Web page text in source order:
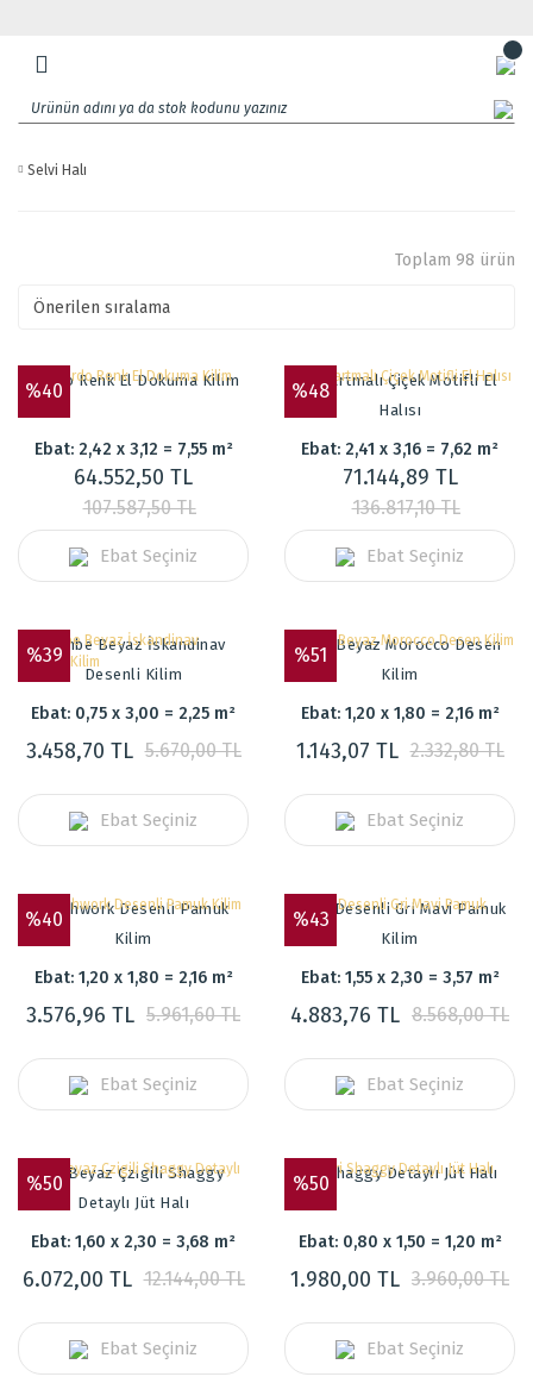
Selvi Halı
Toplam 98 ürün
%40
Bordo Renk El Dokuma Kilim
Ebat: 2,42 x 3,12 = 7,55 m²
64.552,50 TL
107.587,50 TL
Ebat Seçiniz
%48
Kabartmalı Çiçek Motifli El
Halısı
Ebat: 2,41 x 3,16 = 7,62 m²
71.144,89 TL
136.817,10 TL
Ebat Seçiniz
%39Pembe Beyaz İskandinav
Desenli Kilim
Ebat: 0,75 x 3,00 = 2,25 m²
3.458,70 TL 5.670,00 TL
Ebat Seçiniz
%51
Mavi Beyaz Morocco Desen
Kilim
Ebat: 1,20 x 1,80 = 2,16 m²
1.143,07 TL 2.332,80 TL
Ebat Seçiniz
%40
Patchwork Desenli Pamuk
Kilim
Ebat: 1,20 x 1,80 = 2,16 m²
3.576,96 TL 5.961,60 TL
Ebat Seçiniz
%43
Etnik Desenli Gri Mavi Pamuk
Kilim
Ebat: 1,55 x 2,30 = 3,57 m²
4.883,76 TL 8.568,00 TL
Ebat Seçiniz
%50Gri Beyaz Çzigili Shaggy
Detaylı Jüt Halı
Ebat: 1,60 x 2,30 = 3,68 m²
6.072,00 TL 12.144,00 TL
Ebat Seçiniz
%50
Gri Shaggy Detaylı Jüt Halı
Ebat: 0,80 x 1,50 = 1,20 m²
1.980,00 TL 3.960,00 TL
Ebat Seçiniz